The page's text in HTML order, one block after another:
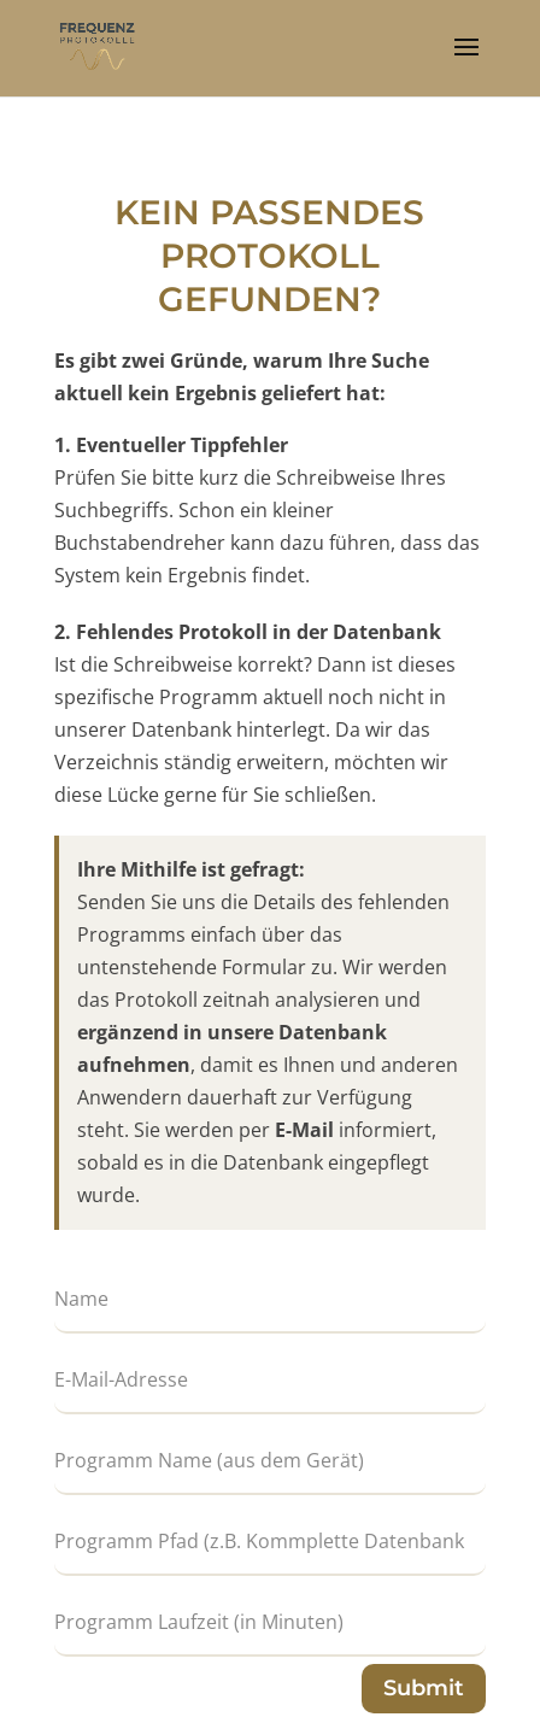
KEIN PASSENDES
PROTOKOLL
GEFUNDEN?
Es gibt zwei Gründe, warum Ihre Suche
aktuell kein Ergebnis geliefert hat:
1. Eventueller Tippfehler
Prüfen Sie bitte kurz die Schreibweise Ihres
Suchbegriffs. Schon ein kleiner
Buchstabendreher kann dazu führen, dass das
System kein Ergebnis findet.
2. Fehlendes Protokoll in der Datenbank
Ist die Schreibweise korrekt? Dann ist dieses
spezifische Programm aktuell noch nicht in
unserer Datenbank hinterlegt. Da wir das
Verzeichnis ständig erweitern, möchten wir
diese Lücke gerne für Sie schließen.
Ihre Mithilfe ist gefragt:
Senden Sie uns die Details des fehlenden
Programms einfach über das
untenstehende Formular zu. Wir werden
das Protokoll zeitnah analysieren und
ergänzend in unsere Datenbank
aufnehmen, damit es Ihnen und anderen
Anwendern dauerhaft zur Verfügung
steht. Sie werden per E-Mail informiert,
sobald es in die Datenbank eingepflegt
wurde.
Submit